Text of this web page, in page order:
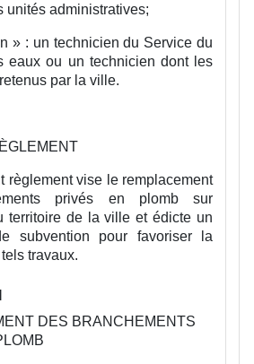
unités administratives;
» : un technicien du Service du
eaux ou un technicien dont les
par la ville.
règlement vise le remplacement
privés en plomb sur
territoire de la ville et édicte un
subvention pour favoriser la
travaux.
DES BRANCHEMENTS